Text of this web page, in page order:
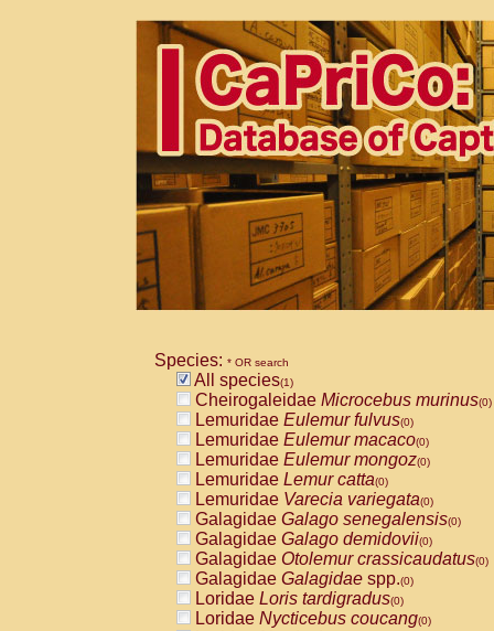
Species: * OR search
All species(1)
Cheirogaleidae Microcebus murinus(0)
Lemuridae Eulemur fulvus(0)
Lemuridae Eulemur macaco(0)
Lemuridae Eulemur mongoz(0)
Lemuridae Lemur catta(0)
Lemuridae Varecia variegata(0)
Galagidae Galago senegalensis(0)
Galagidae Galago demidovii(0)
Galagidae Otolemur crassicaudatus(0)
Galagidae Galagidae spp.(0)
Loridae Loris tardigradus(0)
Loridae Nycticebus coucang(0)